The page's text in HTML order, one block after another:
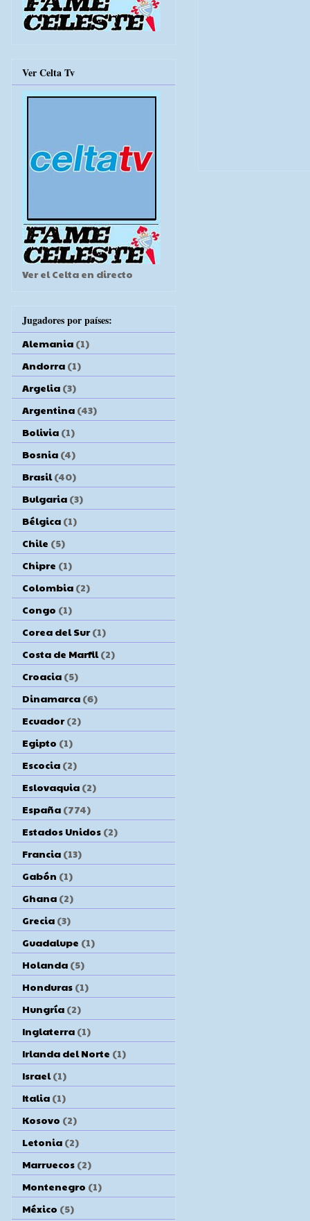
Ver Celta Tv
Ver el Celta en directo
Jugadores por países:
Alemania (1)
Andorra (1)
Argelia (3)
Argentina (43)
Bolivia (1)
Bosnia (4)
Brasil (40)
Bulgaria (3)
Bélgica (1)
Chile (5)
Chipre (1)
Colombia (2)
Congo (1)
Corea del Sur (1)
Costa de Marfil (2)
Croacia (5)
Dinamarca (6)
Ecuador (2)
Egipto (1)
Escocia (2)
Eslovaquia (2)
España (774)
Estados Unidos (2)
Francia (13)
Gabón (1)
Ghana (2)
Grecia (3)
Guadalupe (1)
Holanda (5)
Honduras (1)
Hungría (2)
Inglaterra (1)
Irlanda del Norte (1)
Israel (1)
Italia (1)
Kosovo (2)
Letonia (2)
Marruecos (2)
Montenegro (1)
México (5)